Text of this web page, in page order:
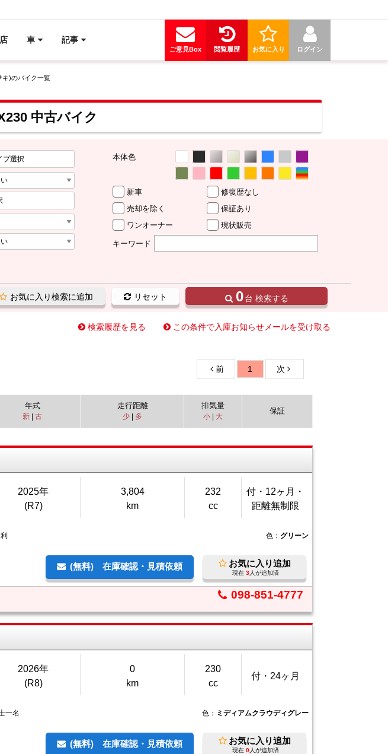
車 記事
ログイン
お気に入り
閲覧履歴
ご意見Box
キ)のバイク一覧
中古バイク
プ選択 本体色
新車
修復歴なし
売却を除く
保証あり
ワンオーナー
現状販売
キーワード
0 台 検索する
リセット
お気に入り検索に追加
この条件で入庫お知らせメールを受け取る
検索履歴を見る
前 1 次
年式
新 | 古
走行距離
少 | 多
排気量
小 | 大
保証
2025年
(R7)
3,804
km
232
cc
付・12ヶ月・
距離無制限
色： グリーン
(無料) 在庫確認・見積依頼 お気に入り追加
現在 3人が追加済
098-851-4777
2026年
(R8)
0
km
230
cc
付・24ヶ月
一名
色： ミディアムクラウディグレー
(無料) 在庫確認・見積依頼 お気に入り追加
現在 0人が追加済